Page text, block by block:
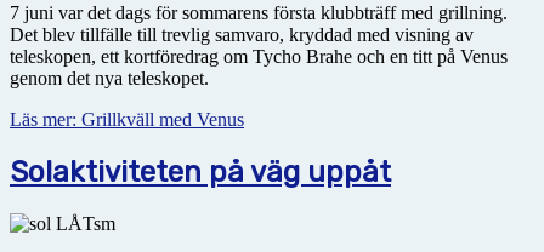
7 juni var det dags för sommarens första klubbträff med grillning.
Det blev tillfälle till trevlig samvaro, kryddad med visning av
teleskopen, ett kortföredrag om Tycho Brahe och en titt på Venus
genom det nya teleskopet.
Läs mer: Grillkväll med Venus
Solaktiviteten på väg uppåt